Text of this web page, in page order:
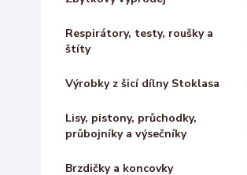
Respirátory, testy, roušky a
štíty
Výrobky z šicí dílny Stoklasa
Lisy, pistony, průchodky,
průbojníky a výsečníky
Brzdičky a koncovky